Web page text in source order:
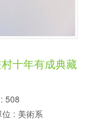
十年有成典藏
508
位 : 美術系